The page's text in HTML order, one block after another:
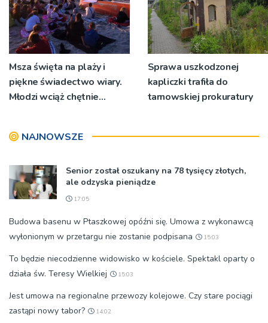
Msza święta na plaży i
piękne świadectwo wiary.
Młodzi wciąż chętnie
Sprawa uszkodzonej
kapliczki trafiła do
tarnowskiej prokuratury
NAJNOWSZE
Senior został oszukany na 78 tysięcy złotych,
ale odzyska pieniądze
17:05
Budowa basenu w Ptaszkowej opóźni się. Umowa z wykonawcą
wyłonionym w przetargu nie zostanie podpisana
15:03
To będzie niecodzienne widowisko w kościele. Spektakl oparty o
działa św. Teresy Wielkiej
15:03
Jest umowa na regionalne przewozy kolejowe. Czy stare pociągi
zastąpi nowy tabor?
14:02